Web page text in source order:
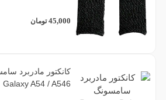
قرمز 1
نارنجی 1
45,000 تومان
Galaxy A54 / A546